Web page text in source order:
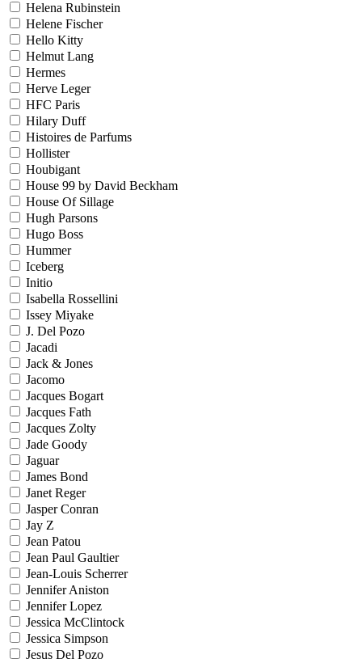
Helena Rubinstein
Helene Fischer
Hello Kitty
Helmut Lang
Hermes
Herve Leger
HFC Paris
Hilary Duff
Histoires de Parfums
Hollister
Houbigant
House 99 by David Beckham
House Of Sillage
Hugh Parsons
Hugo Boss
Hummer
Iceberg
Initio
Isabella Rossellini
Issey Miyake
J. Del Pozo
Jacadi
Jack & Jones
Jacomo
Jacques Bogart
Jacques Fath
Jacques Zolty
Jade Goody
Jaguar
James Bond
Janet Reger
Jasper Conran
Jay Z
Jean Patou
Jean Paul Gaultier
Jean-Louis Scherrer
Jennifer Aniston
Jennifer Lopez
Jessica McClintock
Jessica Simpson
Jesus Del Pozo